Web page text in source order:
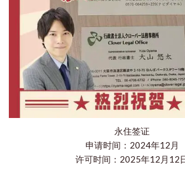
永住签证
申请时间：2024年12月
许可时间：2025年12月12